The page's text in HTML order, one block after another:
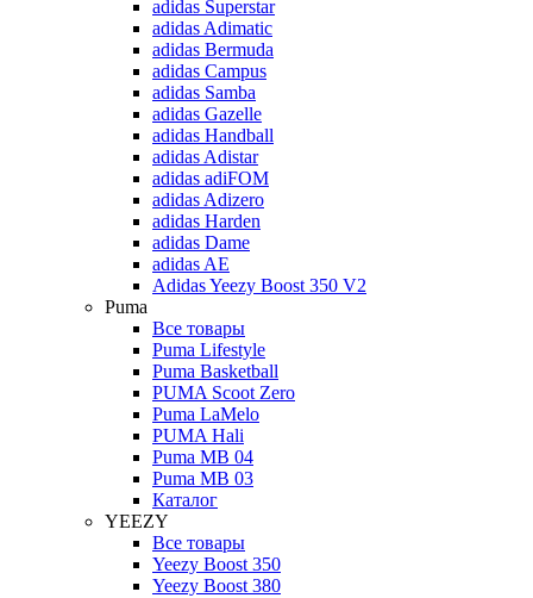
adidas Superstar
adidas Adimatic
adidas Bermuda
adidas Campus
adidas Samba
adidas Gazelle
adidas Handball
adidas Adistar
adidas adiFOM
adidas Adizero
adidas Harden
adidas Dame
adidas AE
Adidas Yeezy Boost 350 V2
Puma
Все товары
Puma Lifestyle
Puma Basketball
PUMA Scoot Zero
Puma LaMelo
PUMA Hali
Puma MB 04
Puma MB 03
Каталог
YEEZY
Все товары
Yeezy Boost 350
Yeezy Boost 380